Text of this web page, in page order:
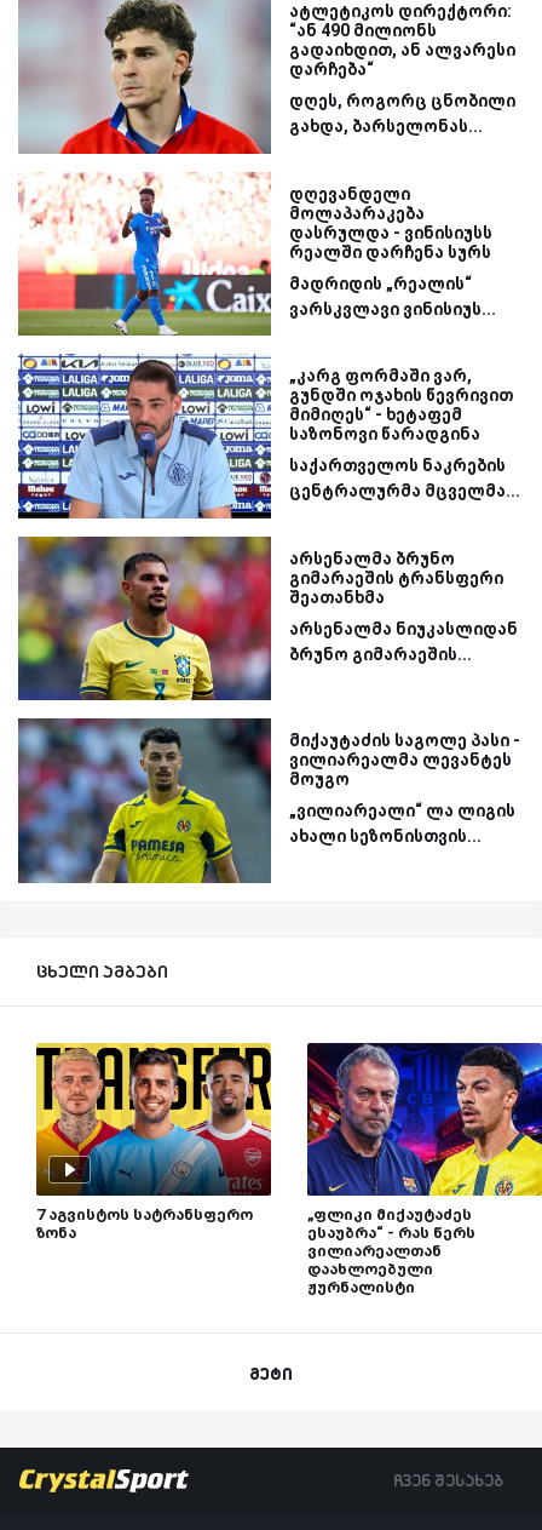
ატლეტიკოს დირექტორი:
“ან 490 მილიონს
გადაიხდით, ან ალვარესი
დარჩება“
დღეს, როგორც ცნობილი
გახდა, ბარსელონას...
დღევანდელი
მოლაპარაკება
დასრულდა - ვინისიუსს
რეალში დარჩენა სურს
მადრიდის „რეალის“
ვარსკვლავი ვინისიუს...
„კარგ ფორმაში ვარ,
გუნდში ოჯახის წევრივით
მიმიღეს“ - ხეტაფემ
საზონოვი წარადგინა
საქართველოს ნაკრების
ცენტრალურმა მცველმა...
არსენალმა ბრუნო
გიმარაეშის ტრანსფერი
შეათანხმა
არსენალმა ნიუკასლიდან
ბრუნო გიმარაეშის...
მიქაუტაძის საგოლე პასი -
ვილიარეალმა ლევანტეს
მოუგო
„ვილიარეალი“ ლა ლიგის
ახალი სეზონისთვის...
ცხელი ამბები
7 აგვისტოს სატრანსფერო
ზონა
„ფლიკი მიქაუტაძეს
ესაუბრა“ - რას წერს
ვილიარეალთან
დაახლოებული
ჟურნალისტი
მეტი
ჩვენ შესახებ